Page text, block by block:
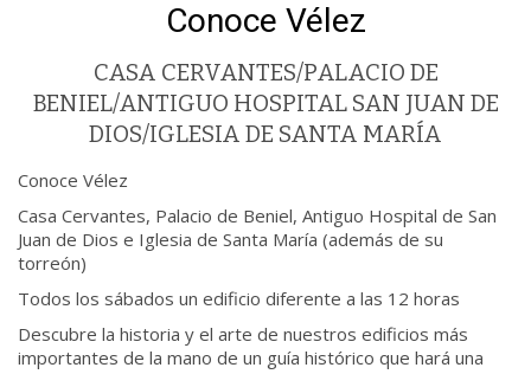
Conoce Vélez
CASA CERVANTES/PALACIO DE
BENIEL/ANTIGUO HOSPITAL SAN JUAN DE
DIOS/IGLESIA DE SANTA MARÍA
Conoce Vélez
Casa Cervantes, Palacio de Beniel, Antiguo Hospital de San
Juan de Dios e Iglesia de Santa María (además de su
torreón)
Todos los sábados un edificio diferente a las 12 horas
Descubre la historia y el arte de nuestros edificios más
importantes de la mano de un guía histórico que hará una